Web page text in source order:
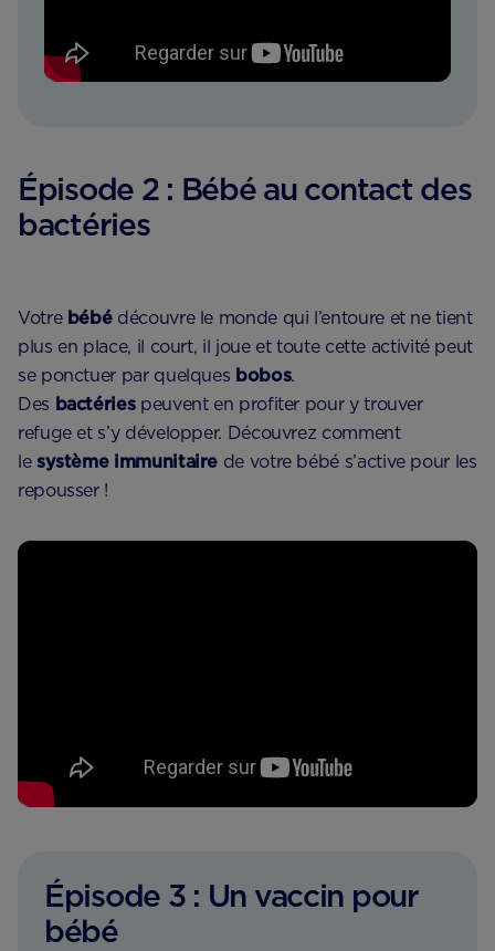
Épisode 2 : Bébé au contact des
bactéries
Votre bébédécouvre le monde qui l’entoure et ne tient
plus en place, il court, il joue et toute cette activité peut
se ponctuer par quelques bobos.
Des bactériespeuvent en profiter pour y trouver
refuge et s’y développer. Découvrez comment
le système immunitaire de votre bébé s’active pour les
repousser !
Épisode 3 : Un vaccin pour
bébé